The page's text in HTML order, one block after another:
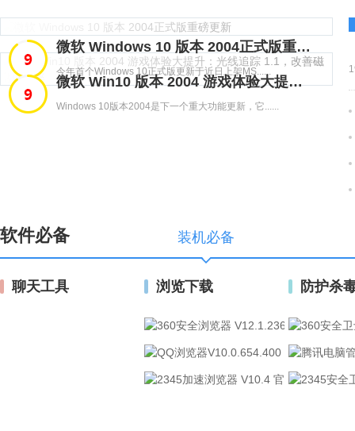
微软 Windows 10 版本 2004正式版重磅更新
今年首个Windows 10正式版更新于近日上架MS......
微软 Win10 版本 2004 游戏体验大提升：光线追踪 1.1，改善磁盘使用率
Windows 10版本2004是下一个重大功能更新，它......
软件必备 装机必备
聊天工具 浏览下载
360浏览器
QQ浏览器
2345浏览器
防护杀